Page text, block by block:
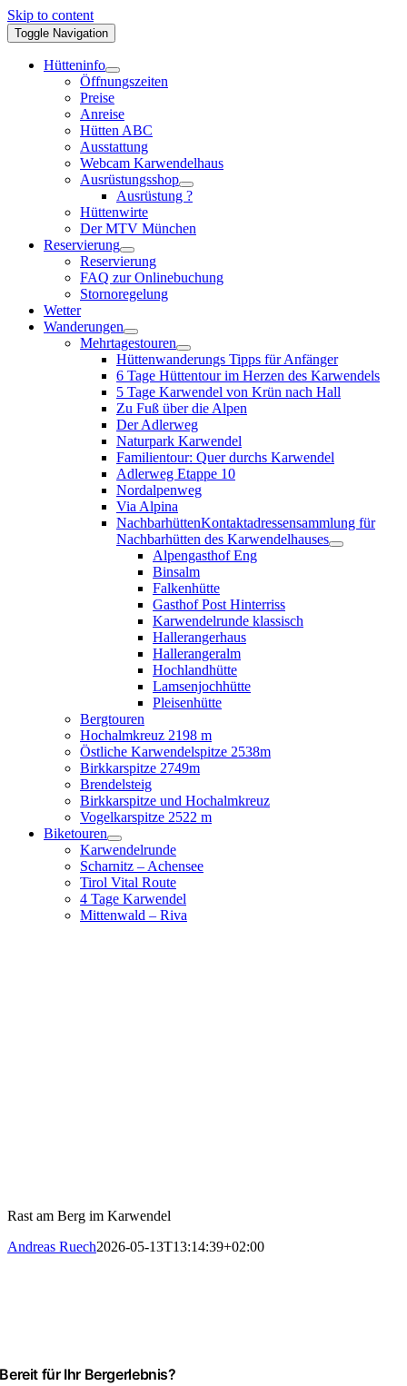
Skip to content
Toggle Navigation
Hütteninfo
Öffnungszeiten
Preise
Anreise
Hütten ABC
Ausstattung
Webcam Karwendelhaus
Ausrüstungsshop
Ausrüstung ?
Hüttenwirte
Der MTV München
Reservierung
Reservierung
FAQ zur Onlinebuchung
Stornoregelung
Wetter
Wanderungen
Mehrtagestouren
Hüttenwanderungs Tipps für Anfänger
6 Tage Hüttentour im Herzen des Karwendels
5 Tage Karwendel von Krün nach Hall
Zu Fuß über die Alpen
Der Adlerweg
Naturpark Karwendel
Familientour: Quer durchs Karwendel
Adlerweg Etappe 10
Nordalpenweg
Via Alpina
NachbarhüttenKontaktadressensammlung für
Nachbarhütten des Karwendelhauses
Alpengasthof Eng
Binsalm
Falkenhütte
Gasthof Post Hinterriss
Karwendelrunde klassisch
Hallerangerhaus
Hallerangeralm
Hochlandhütte
Lamsenjochhütte
Pleisenhütte
Bergtouren
Hochalmkreuz 2198 m
Östliche Karwendelspitze 2538m
Birkkarspitze 2749m
Brendelsteig
Birkkarspitze und Hochalmkreuz
Vogelkarspitze 2522 m
Biketouren
Karwendelrunde
Scharnitz – Achensee
Tirol Vital Route
4 Tage Karwendel
Mittenwald – Riva
Rast am Berg im Karwendel
Andreas Ruech2026-05-13T13:14:39+02:00
Bereit für Ihr Bergerlebnis?